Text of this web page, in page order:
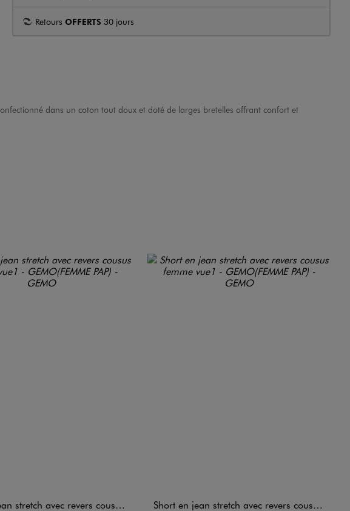
Retours OFFERTS 30 jours
dans un coton tout doux et doté de larges bretelles offrant confort et
avec revers cousus femme
Short en jean stretch avec revers cousus femme